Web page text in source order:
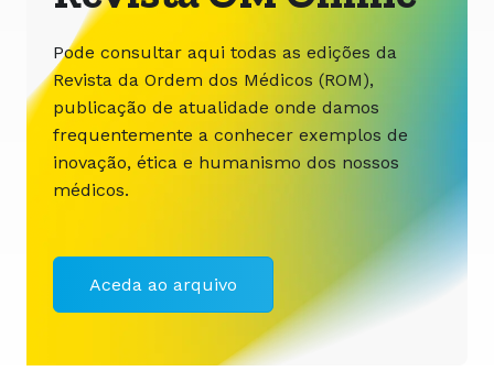
Pode consultar aqui todas as edições da
Revista da Ordem dos Médicos (ROM),
publicação de atualidade onde damos
frequentemente a conhecer exemplos de
inovação, ética e humanismo dos nossos
médicos.
Aceda ao arquivo